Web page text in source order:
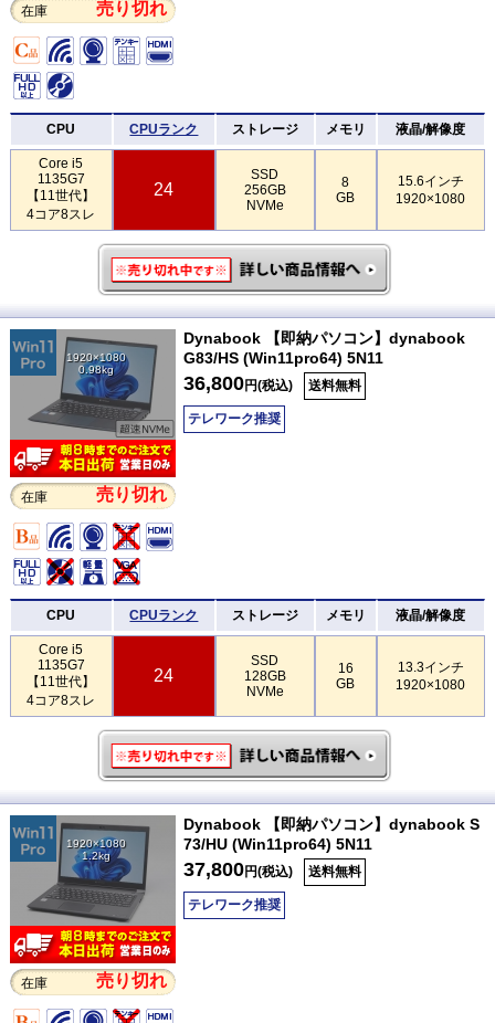
在庫 売り切れ
CPU CPUランク ストレージ メモリ 液晶/解像度
Core i5
1135G7
【11世代】
4コア8スレ
24
SSD
256GB
NVMe
8
GB
15.6インチ
1920×1080
1920×1080
0.98kg
在庫 売り切れ
Dynabook 【即納パソコン】dynabook
G83/HS (Win11pro64) 5N11
36,800円(税込) 送料無料
テレワーク推奨
CPU CPUランク ストレージ メモリ 液晶/解像度
Core i5
1135G7
【11世代】
4コア8スレ
24
SSD
128GB
NVMe
16
GB
13.3インチ
1920×1080
1920×1080
1.2kg
在庫 売り切れ
Dynabook 【即納パソコン】dynabook S
73/HU (Win11pro64) 5N11
37,800円(税込) 送料無料
テレワーク推奨